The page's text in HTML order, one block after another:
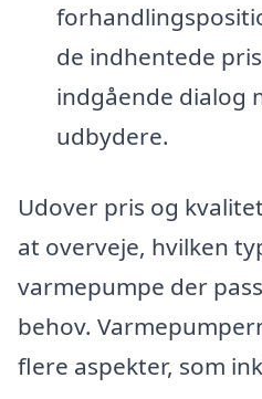
de indhentede
indgående dialog
udbydere.
Udover pris og
at overveje, hvilken
varmepumpe der
behov.
flere aspekter, som